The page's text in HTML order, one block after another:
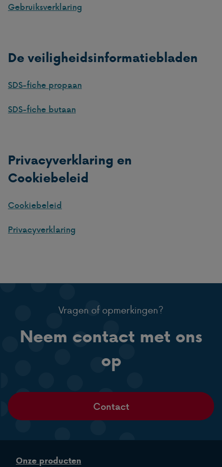
Gebruiksverklaring
De veiligheidsinformatiebladen
SDS-fiche propaan
SDS-fiche butaan
Privacyverklaring en
Cookiebeleid
Cookiebeleid
Privacyverklaring
Vragen of opmerkingen?
Neem contact met ons
op
Contact
Onze producten